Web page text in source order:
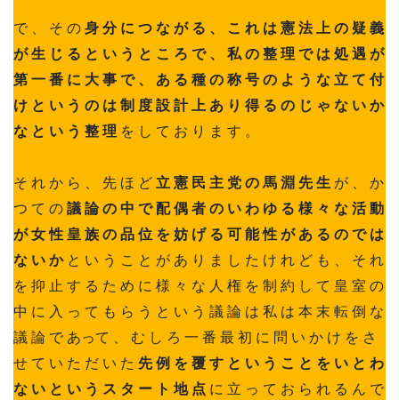
で 、 そ の 身 分 に つ な が る 、 こ れ は 憲 法 上 の 疑 義
が 生 じ る と い う と こ ろ で 、 私 の 整 理 で は 処 遇 が
第 一 番 に 大 事 で 、 あ る 種 の 称 号 の よ う な 立 て 付
け と い う の は 制 度 設 計 上 あ り 得 る の じ ゃ な い か
な と い う 整 理 を し て お り ま す 。
そ れ か ら 、 先 ほ ど 立 憲 民 主 党 の 馬 淵 先 生 が 、 か
つ て の 議 論 の 中 で 配 偶 者 の い わ ゆ る 様 々 な 活 動
が 女 性 皇 族 の 品 位 を 妨 げ る 可 能 性 が あ る の で は
な い かと い う こ と が あ り ま し た け れ ど も 、 そ れ
を 抑 止 す る た め に 様 々 な 人 権 を 制 約 し て 皇 室 の
中 に 入 っ て も ら う と い う 議 論 は 私 は 本 末 転 倒 な
議 論 で あって 、 む し ろ 一 番 最 初 に 問 い か け を さ
せ て い た だ い た 先 例 を 覆 す と い う こ と を い と わ
な い と い う ス タ ー ト 地 点 に 立 っ て お ら れ る ん で